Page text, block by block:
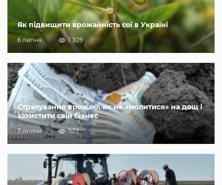
Як підвищити врожайність сої в Україні
6 липня 1 309
Страхування врожаю, як не «молитися» на дощ і
захистити свій бізнес
7 липня 527